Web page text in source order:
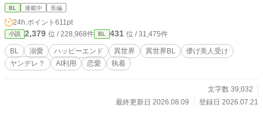
は、 全員リオンだけを大切に思うようになってしまい…。
BL 連載中 長編
24h.ポイント 611pt
小説 2,379 位 / 228,968件 BL 431 位 / 31,475件
BL 溺愛 ハッピーエンド 異世界 異世界BL
儚げ美人受け
ヤンデレ？
AI利用 恋愛 執着
文字数 39,032
最終更新日 2026.08.09
登録日 2026.07.21